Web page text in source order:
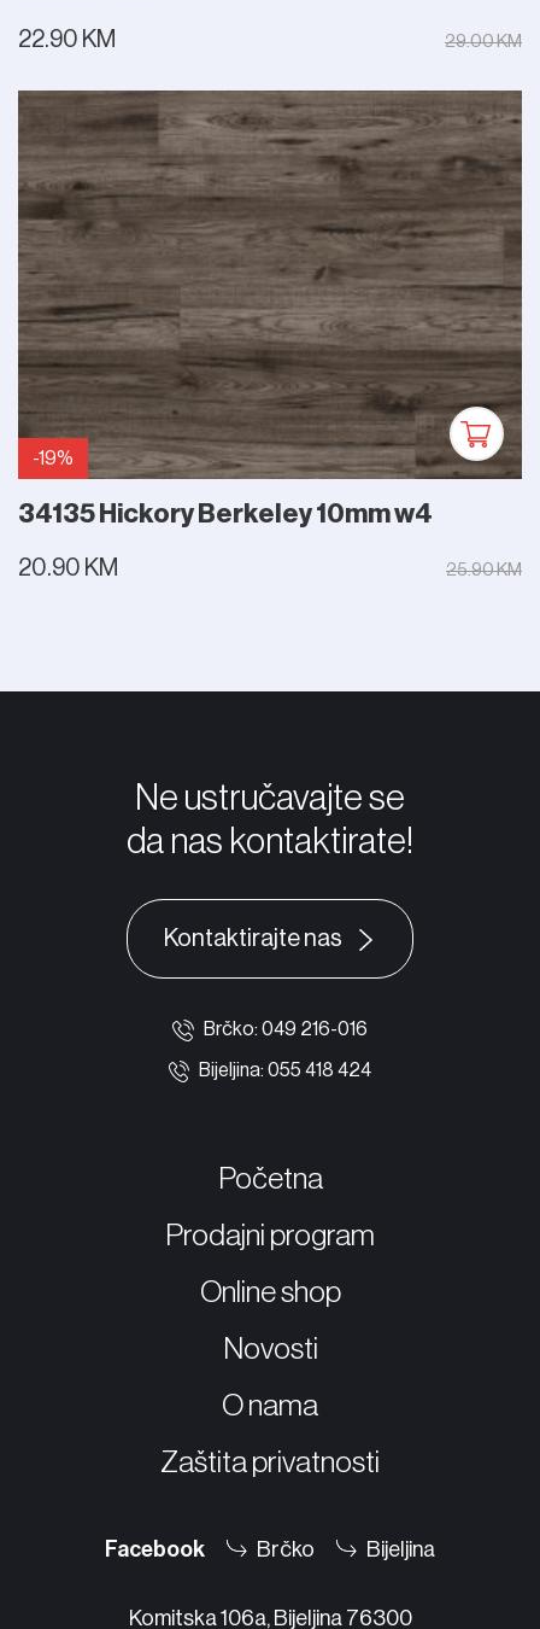
22.90 KM 29.00 KM
-19%
34135 Hickory Berkeley 10mm w4
20.90 KM 25.90 KM
Ne ustručavajte se
da nas kontaktirate!
Kontaktirajte nas
Brčko: 049 216-016
Bijeljina: 055 418 424
Početna
Prodajni program
Online shop
Novosti
O nama
Zaštita privatnosti
Facebook Brčko Bijeljina
Komitska 106a, Bijeljina 76300